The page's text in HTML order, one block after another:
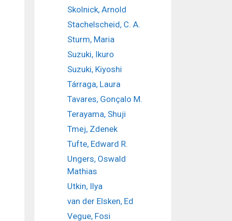
Skolnick, Arnold
Stachelscheid, C. A.
Sturm, Maria
Suzuki, Ikuro
Suzuki, Kiyoshi
Tárraga, Laura
Tavares, Gonçalo M.
Terayama, Shuji
Tmej, Zdenek
Tufte, Edward R.
Ungers, Oswald
Mathias
Utkin, Ilya
van der Elsken, Ed
Vegue, Fosi